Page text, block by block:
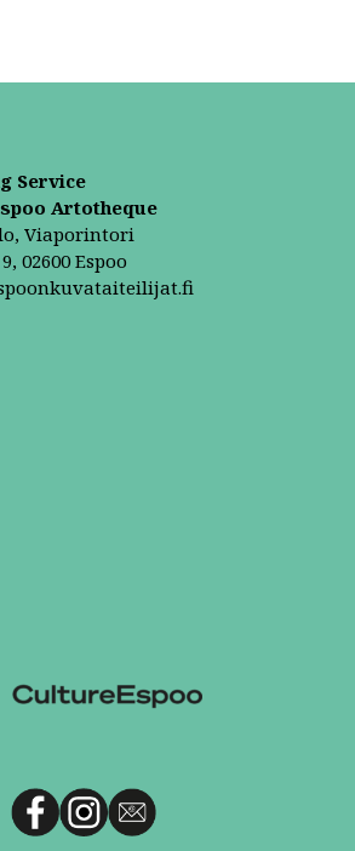
Service
Artotheque
Viaporintori
02600 Espoo